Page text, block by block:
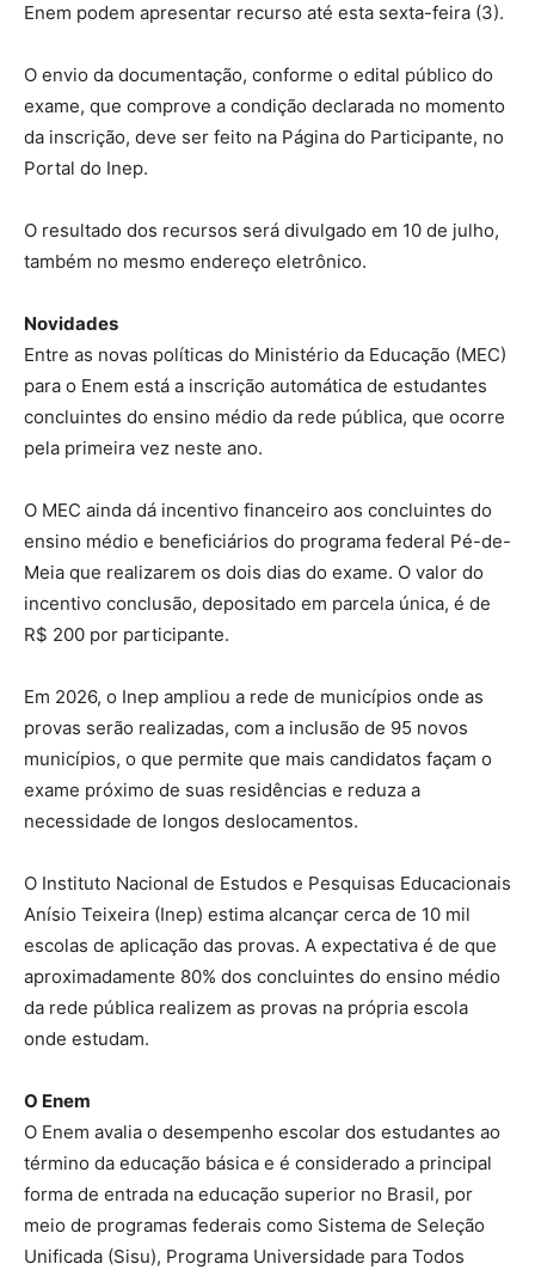
Enem podem apresentar recurso até esta sexta-feira (3).
O envio da documentação, conforme o edital público do
exame, que comprove a condição declarada no momento
da inscrição, deve ser feito na Página do Participante, no
Portal do Inep.
O resultado dos recursos será divulgado em 10 de julho,
também no mesmo endereço eletrônico.
Novidades
Entre as novas políticas do Ministério da Educação (MEC)
para o Enem está a inscrição automática de estudantes
concluintes do ensino médio da rede pública, que ocorre
pela primeira vez neste ano.
O MEC ainda dá incentivo financeiro aos concluintes do
ensino médio e beneficiários do programa federal Pé-de-
Meia que realizarem os dois dias do exame. O valor do
incentivo conclusão, depositado em parcela única, é de
R$ 200 por participante.
Em 2026, o Inep ampliou a rede de municípios onde as
provas serão realizadas, com a inclusão de 95 novos
municípios, o que permite que mais candidatos façam o
exame próximo de suas residências e reduza a
necessidade de longos deslocamentos.
O Instituto Nacional de Estudos e Pesquisas Educacionais
Anísio Teixeira (Inep) estima alcançar cerca de 10 mil
escolas de aplicação das provas. A expectativa é de que
aproximadamente 80% dos concluintes do ensino médio
da rede pública realizem as provas na própria escola
onde estudam.
O Enem
O Enem avalia o desempenho escolar dos estudantes ao
término da educação básica e é considerado a principal
forma de entrada na educação superior no Brasil, por
meio de programas federais como Sistema de Seleção
Unificada (Sisu), Programa Universidade para Todos